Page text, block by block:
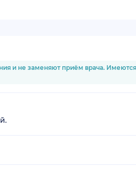
и не заменяют приём врача.